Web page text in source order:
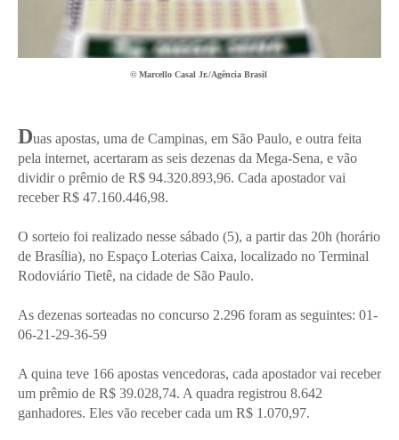
© Marcello Casal Jr./Agência Brasil
Duas apostas, uma de Campinas, em São Paulo, e outra feita
pela internet, acertaram as seis dezenas da Mega-Sena, e vão
dividir o prêmio de R$ 94.320.893,96. Cada apostador vai
receber R$ 47.160.446,98.
O sorteio foi realizado nesse sábado (5), a partir das 20h (horário
de Brasília), no Espaço Loterias Caixa, localizado no Terminal
Rodoviário Tietê, na cidade de São Paulo.
As dezenas sorteadas no concurso 2.296 foram as seguintes: 01-
06-21-29-36-59
A quina teve 166 apostas vencedoras, cada apostador vai receber
um prêmio de R$ 39.028,74. A quadra registrou 8.642
ganhadores. Eles vão receber cada um R$ 1.070,97.